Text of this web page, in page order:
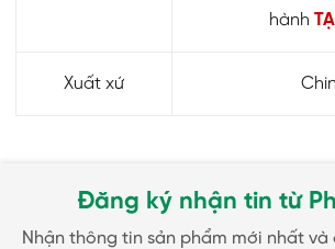
hành
Xuất xứ
Đăng ký nhận tin từ
Nhận thông tin sản phẩm mới nhất